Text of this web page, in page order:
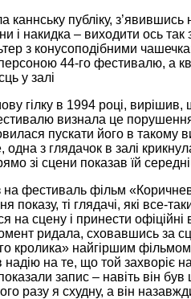
публіку, з’явившись
і накидка – виходити ось так
з конусоподібними
44-го фестивалю, а
у залі
гілку в 1994 році, вирішив,
визнала це
пускати його в такому
одна з глядачок в залі
зі сцени показав їй
на фестиваль фільм
ті глядачі, які все-
на сцену і принести офіційні
ридала, сховавшись за
кролика» найгіршим фільмом
на те, що той захворіє
запис – навіть він був
разу я схудну, а він